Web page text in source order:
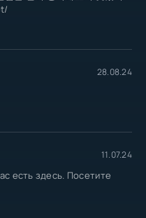
28.08.24
11.07.24
есть здесь. Посетите